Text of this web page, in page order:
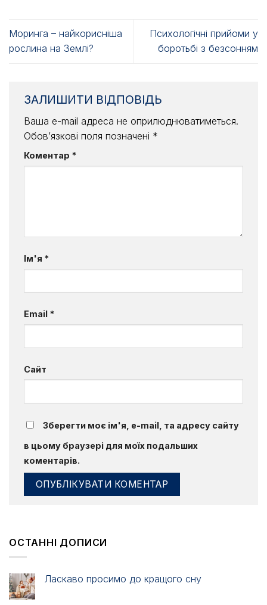
Моринга – найкорисніша
рослина на Землі?
Психологічні прийоми у
боротьбі з безсонням
ЗАЛИШИТИ ВІДПОВІДЬ
Ваша e-mail адреса не оприлюднюватиметься.
Обов’язкові поля позначені *
Коментар *
Ім'я *
Email *
Сайт
Зберегти моє ім'я, e-mail, та адресу сайту
в цьому браузері для моїх подальших
коментарів.
ОСТАННІ ДОПИСИ
Ласкаво просимо до кращого сну